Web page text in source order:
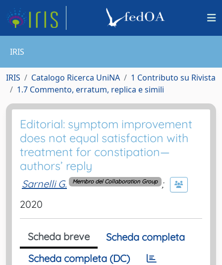
IRIS
IRIS Catalogo Ricerca UniNA
1 Contributo su Rivista
1.7 Commento, erratum, replica e simili
Editorial: symptom improvement
does not equal satisfaction with
treatment for constipation—
authors’ reply
Sarnelli G. Membro del Collaboration Group ;
2020
Scheda breve
Scheda completa
Scheda completa (DC)